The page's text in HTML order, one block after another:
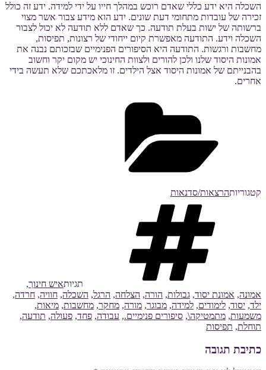
השכלה היא ידע כללי שאדם רוכש במהלך חייו על ידי למידה. ידע זה כולל
זכירה של עובדות מתחומי דעת שונים. ידע הוא מידע צבור אשר מצוי
ברשותה של ישות בעלת תודעה. כך שאדם ללא תודעה לא יכול לצבור
השכלה וידע. התודעה מאפשרת קיום ייחודי של רצונות, תפיסות,
מחשבות ורגשות. התודעה היא הסיפורים הפנימיים שבזכותם נבנה את
אמונות היסוד שלנו ולכן להורים ולצוות החינוכי יש מקום יקר וחשוב
בהבנייתם של אמונות היסוד אצל הילדים. זו מלאכתכם שלא תעשה בידי
אחרים.
קטגוריותהרצאות/סדנאות
תגיותאיש חינוך,
אמונה, אמונת יסוד, גבולות, הורה, הצלחה, הרגל, השכלה, חוויה, חרדה,
ילד, יסוד, לימודים, למידה, מבוגר, מורה, מחקר, מחשבות, מיאות,
משמעות, מתמטיקה\, סיפורים פנימיים., עבודה, פחד, פעולה, תודעה,
תוחלת, תפיסות
כתיבת תגובה